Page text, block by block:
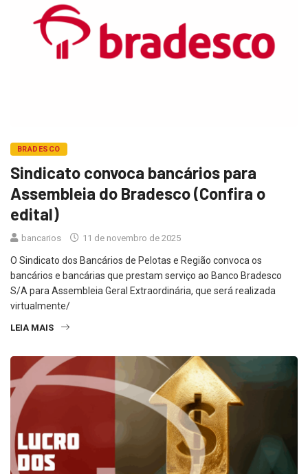
BRADESCO
Sindicato convoca bancários para
Assembleia do Bradesco (Confira o
edital)
bancarios 11 de novembro de 2025
O Sindicato dos Bancários de Pelotas e Região convoca os
bancários e bancárias que prestam serviço ao Banco Bradesco
S/A para Assembleia Geral Extraordinária, que será realizada
virtualmente/
LEIA MAIS